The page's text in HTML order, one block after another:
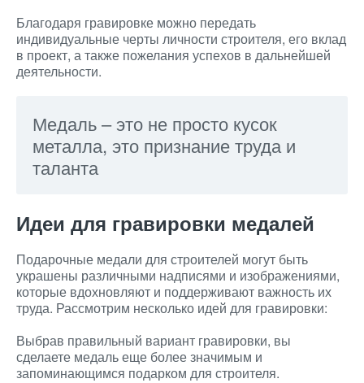
Благодаря гравировке можно передать
индивидуальные черты личности строителя, его вклад
в проект, а также пожелания успехов в дальнейшей
деятельности.
Медаль – это не просто кусок
металла, это признание труда и
таланта
Идеи для гравировки медалей
Подарочные медали для строителей могут быть
украшены различными надписями и изображениями,
которые вдохновляют и поддерживают важность их
труда. Рассмотрим несколько идей для гравировки:
Выбрав правильный вариант гравировки, вы
сделаете медаль еще более значимым и
запоминающимся подарком для строителя.